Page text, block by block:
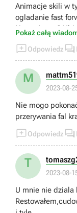
Animacje skili w
ogladanie fast
Normalne to?
Pokaż całą
Odpowiedz 
M
2023-08-
Nie mogo
przerywania fal
Odpowiedz 
T
2023-08-
U mnie nie dziala